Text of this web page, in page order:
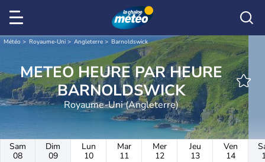
Météo Royaume-Uni Angleterre Barnoldswick
METEO HEURE PAR HEURE
BARNOLDSWICK
Royaume-Uni (Angleterre)
Sam
08
Dim
09
Lun
10
Mar
11
Mer
12
Jeu
13
Ven
14